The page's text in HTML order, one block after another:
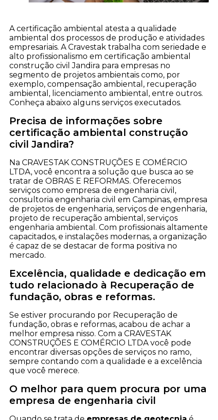
A certificação ambiental atesta a qualidade
ambiental dos processos de produção e atividades
empresariais. A Cravestak trabalha com seriedade e
alto profissionalismo em certificação ambiental
construção civil Jandira para empresas no
segmento de projetos ambientais como, por
exemplo, compensação ambiental, recuperação
ambiental, licenciamento ambiental, entre outros.
Conheça abaixo alguns serviços executados.
Precisa de informações sobre
certificação ambiental construção
civil Jandira?
Na CRAVESTAK CONSTRUÇÕES E COMÉRCIO
LTDA, você encontra a solução que busca ao se
tratar de OBRAS E REFORMAS. Oferecemos
serviços como empresa de engenharia civil,
consultoria engenharia civil em Campinas, empresa
de projetos de engenharia, serviços de engenharia,
projeto de recuperação ambiental, serviços
engenharia ambiental. Com profissionais altamente
capacitados, e instalações modernas, a organização
é capaz de se destacar de forma positiva no
mercado.
Excelência, qualidade e dedicação em
tudo relacionado à Recuperação de
fundação, obras e reformas.
Se estiver procurando por Recuperação de
fundação, obras e reformas, acabou de achar a
melhor empresa nisso. Com a CRAVESTAK
CONSTRUÇÕES E COMÉRCIO LTDA você pode
encontrar diversas opções de serviços no ramo,
sempre contando com a qualidade e a excelência
que você merece.
O melhor para quem procura por uma
empresa de engenharia civil